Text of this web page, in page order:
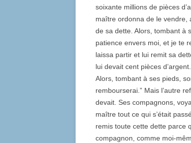
soixante millions de pièces
maître ordonna de le vendre,
de sa dette. Alors, tombant à
patience envers moi, et je te
laissa partir et lui remit sa
lui devait cent pièces
Alors, tombant à ses pieds,
rembourserai.” Mais l’autre
devait. Ses compagnons,
maître tout ce qui s’était
remis toute cette dette parce
compagnon, comme moi-